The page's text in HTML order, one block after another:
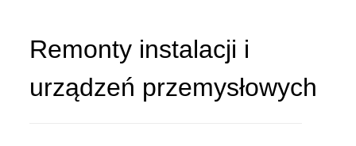
Remonty instalacji i
urządzeń przemysłowych